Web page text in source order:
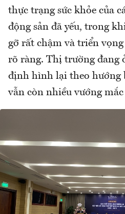
thực trạng sức khỏe của
động sản đã yếu, trong
gỡ rất chậm và triển
rõ ràng. Thị trường đang
định hình lại theo hướng
vẫn còn nhiều vướng mắc